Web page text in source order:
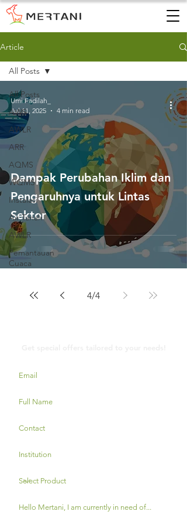
Article
All Posts
AWS
AWLR
ARR
AQMS
WQMS
Instalasi
Air Tanah
AWLR
Pemantauan
Cuaca
All Posts
Dampak Perubahan Iklim dan
Pengaruhnya untuk Lintas
Sektor
Umi Fadilah_
Jul 11, 2025
4 min read
4/4